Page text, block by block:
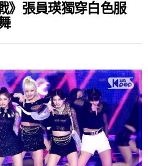
》張員瑛獨穿白色服